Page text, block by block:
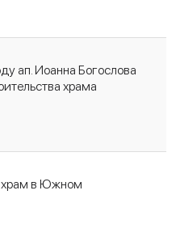
ап. Иоанна Богослова
храма
храм в Южном